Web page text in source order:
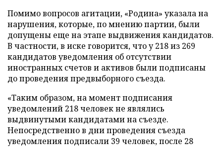
Помимо вопросов агитации, «Родина» указала на
нарушения, которые, по мнению партии, были
допущены еще на этапе выдвижения кандидатов.
В частности, в иске говорится, что у 218 из 269
кандидатов уведомления об отсутствии
иностранных счетов и активов были подписаны
до проведения предвыборного съезда.
«Таким образом, на момент подписания
уведомлений 218 человек не являлись
выдвинутыми кандидатами на съезде.
Непосредственно в дни проведения съезда
уведомления подписали 39 человек, после 28